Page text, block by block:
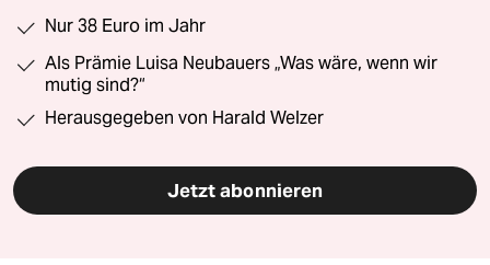
Nur 38 Euro im Jahr
Als Prämie Luisa Neubauers „Was wäre, wenn wir
mutig sind?“
Herausgegeben von Harald Welzer
Jetzt abonnieren